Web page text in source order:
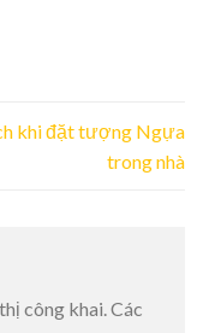
khi đặt tượng Ngựa
trong nhà
công khai.Các